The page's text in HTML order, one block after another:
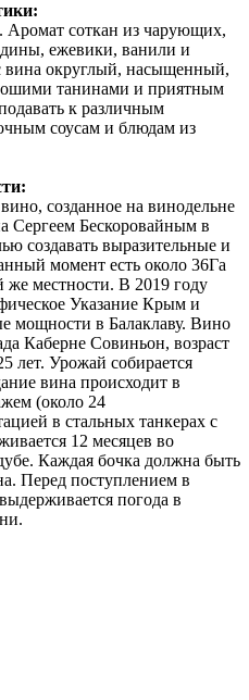
Аромат соткан из чарующих,
ежевики, ванили и
вина округлый, насыщенный,
танинами и приятным
к различным
соусам и блюдам из
созданное на винодельне
Сергеем Бескоровайным в
создавать выразительные и
момент есть около 36Га
же местности. В 2019 году
Указание Крым и
мощности в Балаклаву. Вино
Каберне Совиньон, возраст
лет. Урожай собирается
вина происходит в
(около 24
в стальных танкерах с
12 месяцев во
Каждая бочка должна быть
Перед поступлением в
погода в